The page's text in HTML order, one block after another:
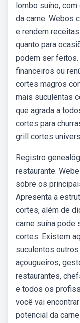
lombo suíno, com
da carne. Webos
e rendem
quanto para
podem ser
financeiros ou
cortes magros
mais suculentas
que agrada a
cortes para
grill cortes
Registro
restaurante.
sobre os
Apresenta a
cortes, além de
carne suína
cortes. Existem
suculentos
açougueiros,
restaurantes,
e todos os
você vai
potencial da